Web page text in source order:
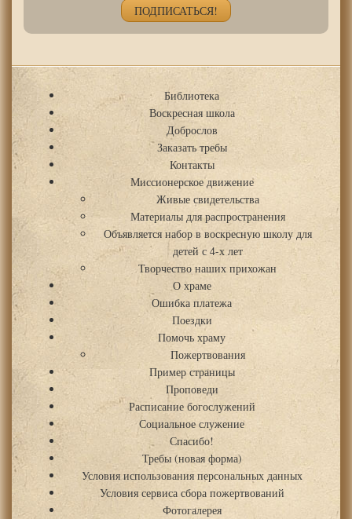
Библиотека
Воскресная школа
Доброслов
Заказать требы
Контакты
Миссионерское движение
Живые свидетельства
Материалы для распространения
Объявляется набор в воскресную школу для
детей с 4-х лет
Творчество наших прихожан
О храме
Ошибка платежа
Поездки
Помочь храму
Пожертвования
Пример страницы
Проповеди
Расписание богослужений
Социальное служение
Спасибо!
Требы (новая форма)
Условия использования персональных данных
Условия сервиса сбора пожертвований
Фотогалерея